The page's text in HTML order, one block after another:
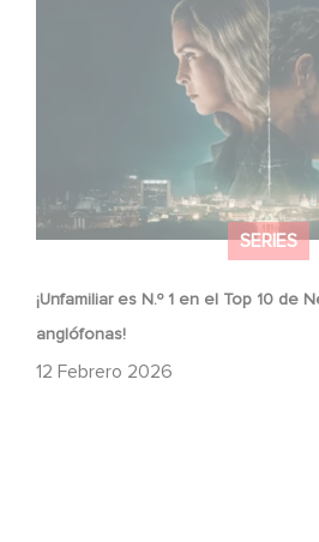
SERIES
¡Unfamiliar es N.º 1 en el Top 10 de
anglófonas!
12 Febrero 2026